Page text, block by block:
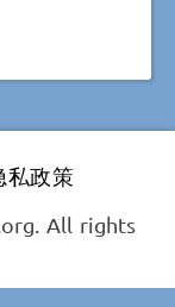
私政策
All rights